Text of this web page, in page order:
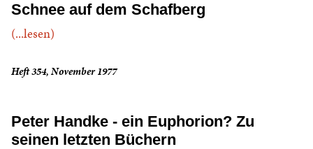
Schnee auf dem Schafberg
(...lesen)
Heft 354, November 1977
Peter Handke - ein Euphorion? Zu
seinen letzten Büchern